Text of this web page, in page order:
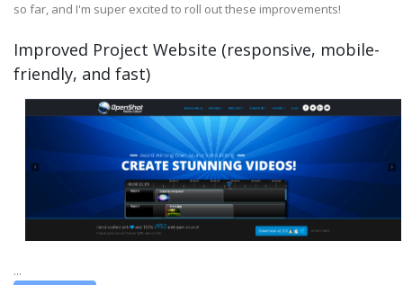
so far, and I'm super excited to roll out these improvements!
Improved Project Website (responsive, mobile-
friendly, and fast)
...